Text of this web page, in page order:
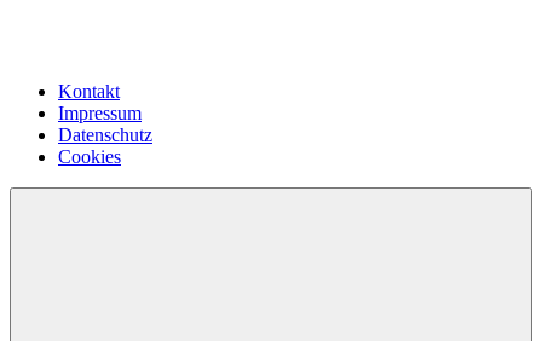
Kontakt
Impressum
Datenschutz
Cookies